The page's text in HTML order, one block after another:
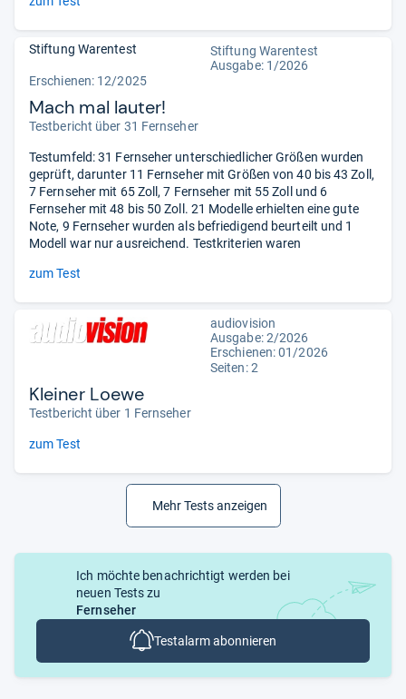
Stiftung Warentest
Stiftung Warentest
Ausgabe: 1/2026
Erschienen: 12/2025
Mach mal lauter!
Testbericht über 31 Fernseher
Testumfeld: 31 Fernseher unterschiedlicher Größen wurden
geprüft, darunter 11 Fernseher mit Größen von 40 bis 43 Zoll,
7 Fernseher mit 65 Zoll, 7 Fernseher mit 55 Zoll und 6
Fernseher mit 48 bis 50 Zoll. 21 Modelle erhielten eine gute
Note, 9 Fernseher wurden als befriedigend beurteilt und 1
Modell war nur ausreichend. Testkriterien waren
zum Test
audiovision
Ausgabe: 2/2026
Erschienen:01/2026
Seiten: 2
Kleiner Loewe
Testbericht über 1 Fernseher
zum Test
Mehr Tests anzeigen
Ich möchte benachrichtigt werden bei
neuen Tests zu
Fernseher
Testalarm abonnieren